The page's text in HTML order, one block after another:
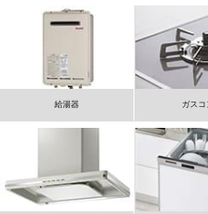
給湯器 ガスコ